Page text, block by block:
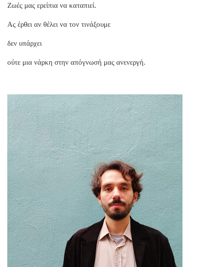
Ζωές μας ερείπια να καταπιεί.
Ας έρθει αν θέλει να τον τινάξουμε
δεν υπάρχει
ούτε μια νάρκη στην απόγνωσή μας ανενεργή.